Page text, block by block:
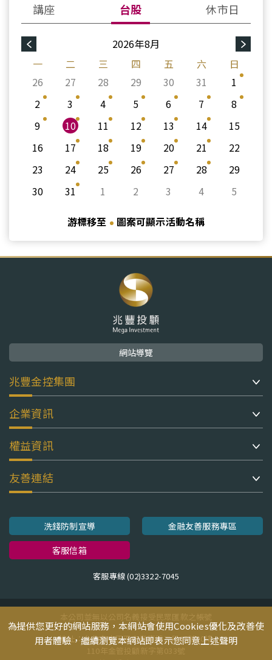
講座 台股 休市日
2026年8月
一
二 三 四 五 六
日
26
27 28 29 30 31
1
2
3 4 5 6 7
8
9
10 11 12 13 14
15
16
17 18 19 20 21
22
23
24 25 26 27 28
29
30
31 1 2 3 4 5
游標移至 圖案可顯示活動名稱
網站導覽
兆豐金控集團
企業資訊
權益資訊
友善連結
洗錢防制宣導
金融友善服務專區
客服信箱
客服專線 (02)3322-7045
地址：台北市中正區忠孝東路二段95號10樓
為提供您更好的網站服務，本網站會使用Cookies優化及改善使
用者體驗，繼續瀏覽本網站即表示您同意上述聲明